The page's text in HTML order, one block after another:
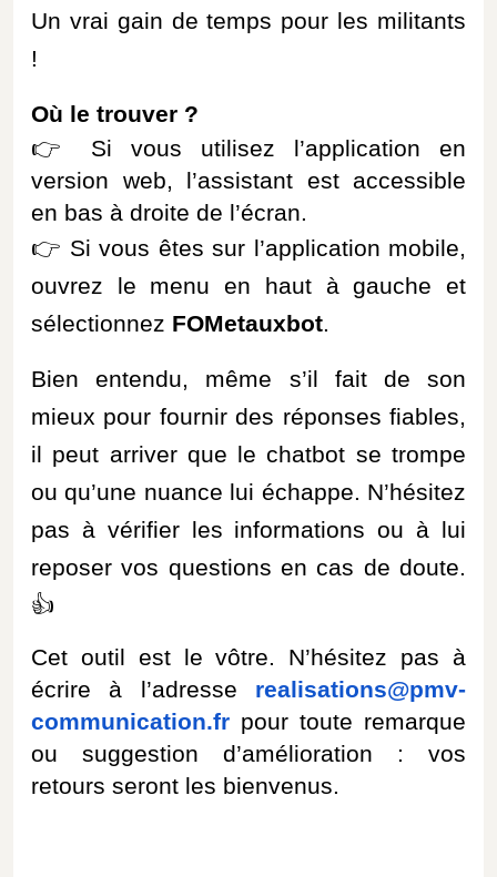
Un vrai gain de temps pour les militants
!
Où le trouver ?
👉 Si vous utilisez l’application en
version web, l’assistant est accessible
en bas à droite de l’écran.
👉 Si vous êtes sur l’application mobile,
ouvrez le menuen haut à gaucheet
sélectionnez FOMetauxbot.
Bien entendu, même s’il fait de son
mieux pour fournir des réponses fiables,
il peut arriver que lechatbot se trompe
ou qu’une nuance lui échappe. N’hésitez
pas à vérifier les informations ou à lui
reposer vos questions en cas de doute.
👍
Cet outil est le vôtre. N’hésitez pas à
écrire à l’adresse realisations@pmv-
communication.fr pour toute remarque
ou suggestion d’amélioration : vos
retours seront les bienvenus.